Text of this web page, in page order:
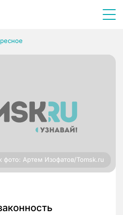
фото: Артем Изофатов/Tomsk.ru